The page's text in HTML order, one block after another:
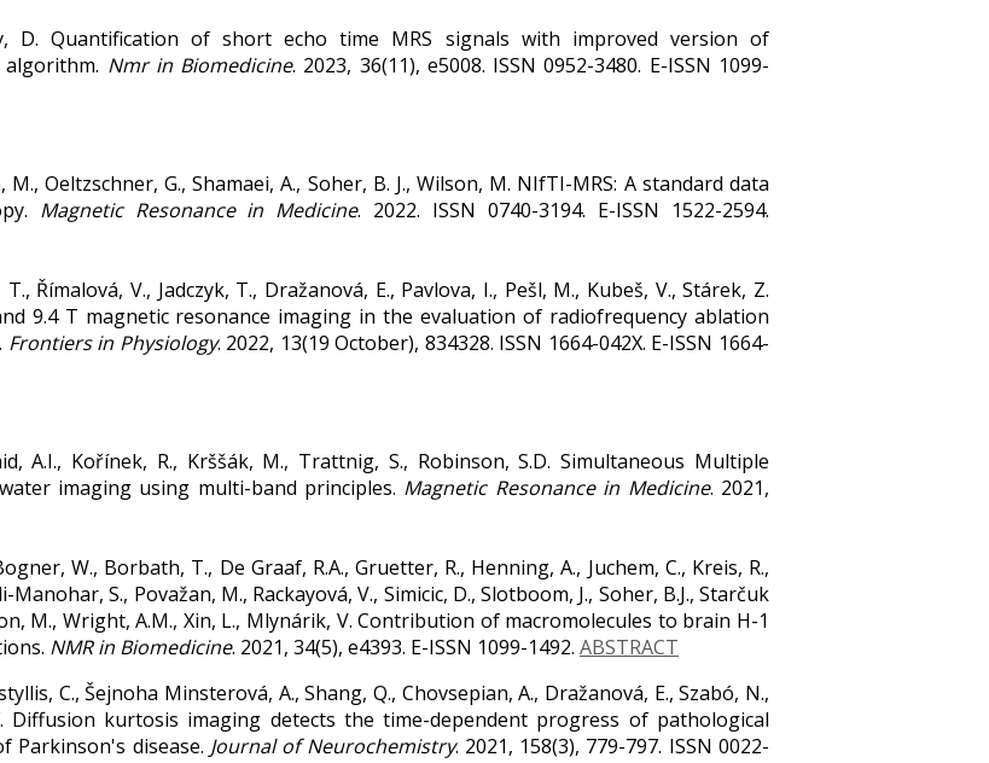
D. Quantification of short echo time MRS signals with improved version of
Nmr in Biomedicine. 2023, 36(11), e5008. ISSN 0952-3480. E-ISSN 1099-
Oeltzschner, G., Shamaei, A., Soher, B. J., Wilson, M. NIfTI-MRS: A standard data
Magnetic Resonance in Medicine. 2022. ISSN 0740-3194. E-ISSN 1522-2594.
Římalová, V., Jadczyk, T., Dražanová, E., Pavlova, I., Pešl, M., Kubeš, V., Stárek, Z.
9.4 T magnetic resonance imaging in the evaluation of radiofrequency ablation
Frontiers in Physiology. 2022, 13(19 October), 834328. ISSN 1664-042X. E-ISSN 1664-
A.I., Kořínek, R., Krššák, M., Trattnig, S., Robinson, S.D. Simultaneous Multiple
imaging using multi-band principles. Magnetic Resonance in Medicine. 2021,
W., Borbath, T., De Graaf, R.A., Gruetter, R., Henning, A., Juchem, C., Kreis, R.,
S., Považan, M., Rackayová, V., Simicic, D., Slotboom, J., Soher, B.J., Starčuk
M., Wright, A.M., Xin, L., Mlynárik, V. Contribution of macromolecules to brain H-1
NMR in Biomedicine. 2021, 34(5), e4393. E-ISSN 1099-1492. ABSTRACT
C., Šejnoha Minsterová, A., Shang, Q., Chovsepian, A., Dražanová, E., Szabó, N.,
Diffusion kurtosis imaging detects the time-dependent progress of pathological
Parkinson's disease. Journal of Neurochemistry. 2021, 158(3), 779-797. ISSN 0022-